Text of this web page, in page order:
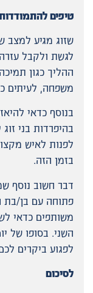
טיפים
שזוג מגיע למצב
לגשת ולקבל
ההליך כגון
משפחה, לעיתים
בנוסף כדאי
בהיפרדות בני
לפנות לאיש
בזמן הזה.
דבר חשוב נוסף
פתוחה עם בן/בת
משותפים כדאי
השני. בסופו של
לפגוע ביקרים
לסיכום